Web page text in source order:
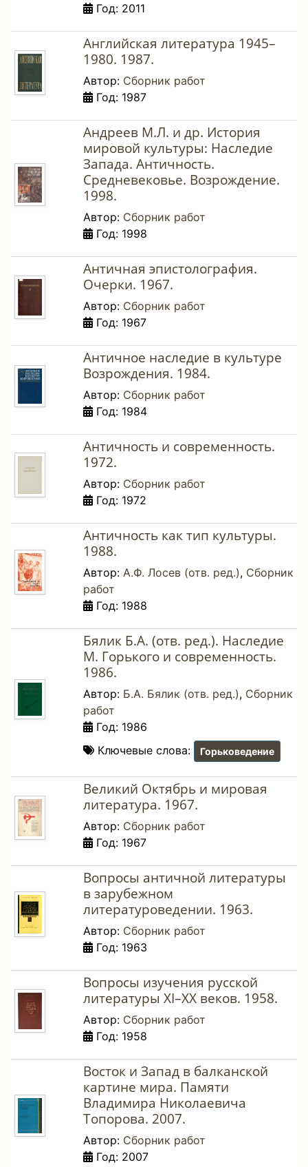
Год: 2011
Английская литература 1945–
1980. 1987.
Автор: Сборник работ
Год: 1987
Андреев М.Л. и др. История
мировой культуры: Наследие
Запада. Античность.
Средневековье. Возрождение.
1998.
Автор: Сборник работ
Год: 1998
Античная эпистолография.
Очерки. 1967.
Автор: Сборник работ
Год: 1967
Античное наследие в культуре
Возрождения. 1984.
Автор: Сборник работ
Год: 1984
Античность и современность.
1972.
Автор: Сборник работ
Год: 1972
Античность как тип культуры.
1988.
Автор: А.Ф. Лосев (отв. ред.), Сборник
работ
Год: 1988
Бялик Б.А. (отв. ред.). Наследие
М. Горького и современность.
1986.
Автор: Б.А. Бялик (отв. ред.), Сборник
работ
Год: 1986
Ключевые слова:
Горьковедение
Великий Октябрь и мировая
литература. 1967.
Автор: Сборник работ
Год: 1967
Вопросы античной литературы
в зарубежном
литературоведении. 1963.
Автор: Сборник работ
Год: 1963
Вопросы изучения русской
литературы XI–XX веков. 1958.
Автор: Сборник работ
Год: 1958
Восток и Запад в балканской
картине мира. Памяти
Владимира Николаевича
Топорова. 2007.
Автор: Сборник работ
Год: 2007